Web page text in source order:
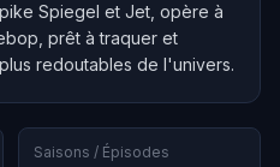
Spiegel et Jet, opère à
prêt à traquer et
redoutables de l'univers.
Saisons / Épisodes